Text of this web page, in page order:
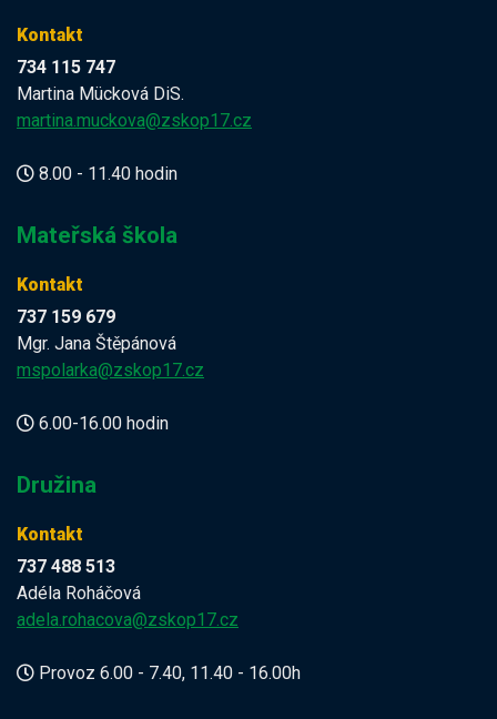
Kontakt
734 115 747
Martina Mücková DiS.
martina.muckova@zskop17.cz
8.00 - 11.40 hodin
Mateřská škola
Kontakt
737 159 679
Mgr. Jana Štěpánová
mspolarka@zskop17.cz
6.00-16.00 hodin
Družina
Kontakt
737 488 513
Adéla Roháčová
adela.rohacova@zskop17.cz
Provoz 6.00 - 7.40, 11.40 - 16.00h